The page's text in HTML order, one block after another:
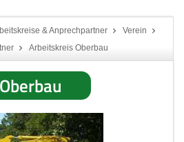
& Anprechpartner
Verein
Arbeitskreis Oberbau